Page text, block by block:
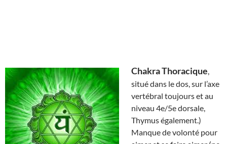
Chakra Thoracique,
situé dans le dos, sur l’axe
vertébral toujours et au
niveau 4e/5e dorsale,
Thymus également.)
Manque de volonté pour